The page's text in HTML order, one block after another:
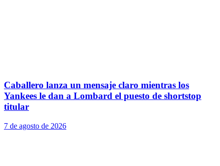
Caballero lanza un mensaje claro mientras los
Yankees le dan a Lombard el puesto de shortstop
titular
7 de agosto de 2026